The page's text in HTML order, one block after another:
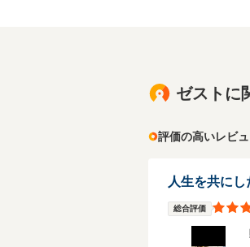
ゼストに
評価の高いレビ
人生を共にし
総合評価